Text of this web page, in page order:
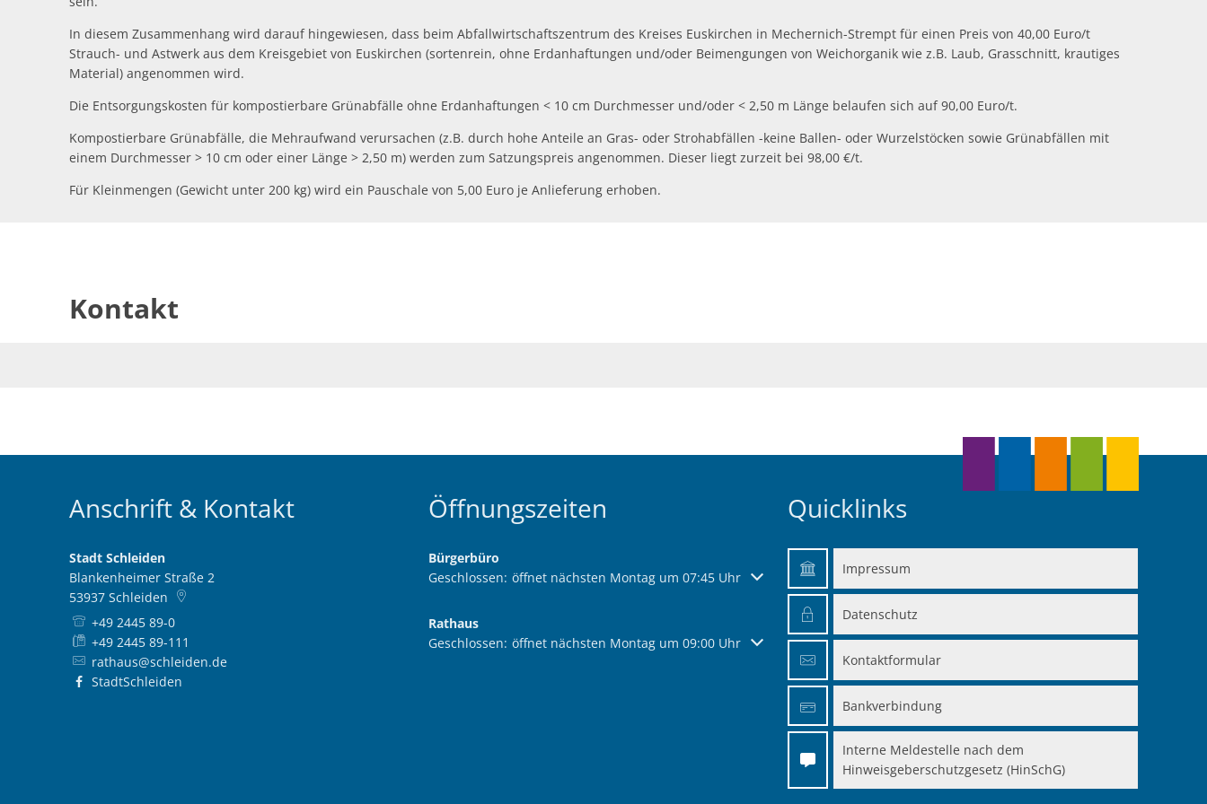
In diesem Zusammenhang wird darauf hingewiesen, dass beim Abfallwirtschaftszentrum des Kreises Euskirchen in Mechernich-Strempt für einen Preis von 40,00 Euro/t
Strauch- und Astwerk aus dem Kreisgebiet von Euskirchen (sortenrein, ohne Erdanhaftungen und/oder Beimengungen von Weichorganik wie z.B. Laub, Grasschnitt, krautiges
Material) angenommen wird.
Die Entsorgungskosten für kompostierbare Grünabfälle ohne Erdanhaftungen < 10 cm Durchmesser und/oder < 2,50 m Länge belaufen sich auf 90,00 Euro/t.
Kompostierbare Grünabfälle, die Mehraufwand verursachen (z.B. durch hohe Anteile an Gras- oder Strohabfällen -keine Ballen- oder Wurzelstöcken sowie Grünabfällen mit
einem Durchmesser > 10 cm oder einer Länge > 2,50 m) werden zum Satzungspreis angenommen. Dieser liegt zurzeit bei 98,00 €/t.
Für Kleinmengen (Gewicht unter 200 kg) wird ein Pauschale von 5,00 Euro je Anlieferung erhoben.
Kontakt
Anschrift & Kontakt
Stadt Schleiden
Blankenheimer Straße 2
53937 Schleiden
+49 2445 89-0
+49 2445 89-111
rathaus@schleiden.de
StadtSchleiden
Öffnungszeiten
Bürgerbüro
Klicken, um weitere Öffnungs- oder Schließzeiten auszublenden
Geschlossen: öffnet nächsten Montag um 07:45 Uhr
Rathaus
Klicken, um weitere Öffnungs- oder Schließzeiten auszublenden
Geschlossen: öffnet nächsten Montag um 09:00 Uhr
Quicklinks
Impressum
Datenschutz
Kontaktformular
Bankverbindung
Interne Meldestelle nach dem
Hinweisgeberschutzgesetz (HinSchG)